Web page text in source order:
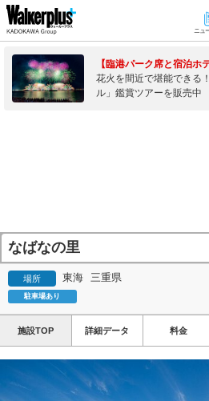
ニュ
【臨港パーク席と宿泊ホ
花火を間近で堪能できる
ル」鑑賞ツアーを販売中
なばなの里
場所 東海 三重県
駐車場あり
施設TOP 詳細データ 料金